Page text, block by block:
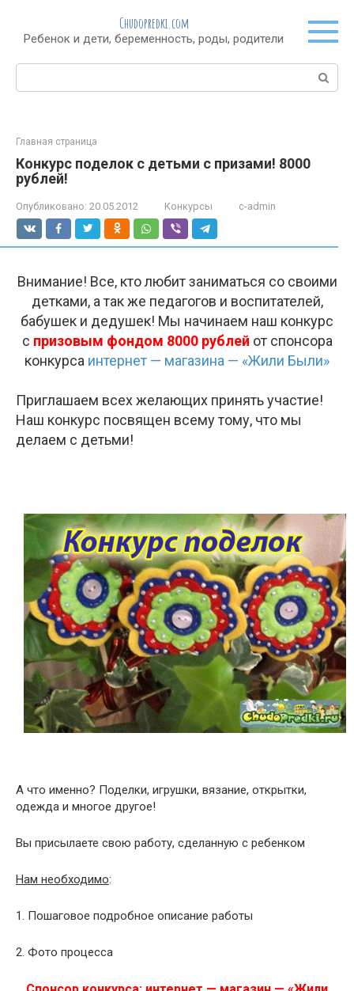
контенту
Chudopredki.com
Ребенок и дети, беременность, роды, родители
Поиск:
Главная страница
Конкурс поделок с детьми с призами! 8000
рублей!
Опубликовано: 20.05.2012 Конкурсы c-admin
Внимание! Все, кто любит заниматься со своими
детками, а так же педагогов и воспитателей,
бабушек и дедушек! Мы начинаем наш конкурс
с призовым фондом 8000 рублей от спонсора
конкурса интернет — магазина — «Жили Были»
Приглашаем всех желающих принять участие!
Наш конкурс посвящен всему тому, что мы
делаем с детьми!
А что именно? Поделки, игрушки, вязание, открытки,
одежда и многое другое!
Вы присылаете свою работу, сделанную с ребенком
Нам необходимо:
1. Пошаговое подробное описание работы
2. Фото процесса